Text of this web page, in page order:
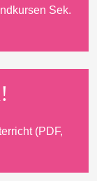
Sek.
(PDF,